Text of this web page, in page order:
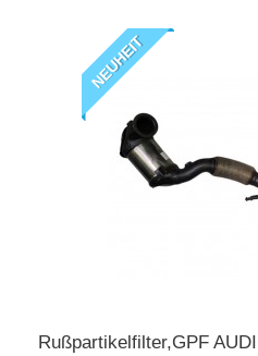
NEUHEIT
Rußpartikelfilter,GPF